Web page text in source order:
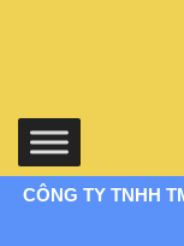
CÔNG TY TNHH